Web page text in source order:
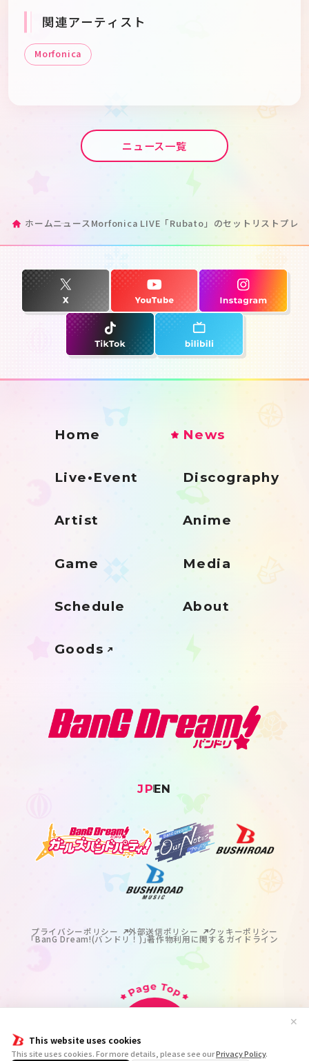
This website uses cookies
This site uses cookies. For more details, please see ourPrivacy Policy.
✕
関連アーティスト
Morfonica
ニュース一覧
ホームニュースMorfonica LIVE「Rubato」のセットリストプレ
Home News
Live•Event Discography
Artist Anime
Game Media
Schedule About
Goods
JPEN
プライバシーポリシー 外部送信ポリシー クッキーポリシー
｢BanG Dream!(バンドリ！)｣著作物利用に関するガイドライン
掲載の記事・写真・イラスト等のすべてのコンテンツの
無断複写・転載を禁じます。